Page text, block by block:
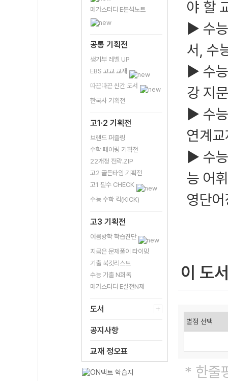
메가스터디 E분석노트
공통 기획전
생기부 레벨 UP
EBS 고교 교재
따끈따끈 신간 도서
한국사 기획전
고1·2 기획전
브랜드 퍼즐링
수학 페어링 기획전
22개정 전략.ZIP
고2 골든타임 기획전
고1 필수 CHECK
수능 수학 킥(KICK)
고3 기획전
여름방학 학습진단
지금은 문제풀이 타이밍
기출 북킷리스트
수능 기출 N회독
메가스터디 E실전N제
도서
공지사항
교재 정오표
야 할
▶ 수
서, 수
▶ 수
강 지
▶ 수
연계
▶ 수
능 어
영단
이 도
* 한줄